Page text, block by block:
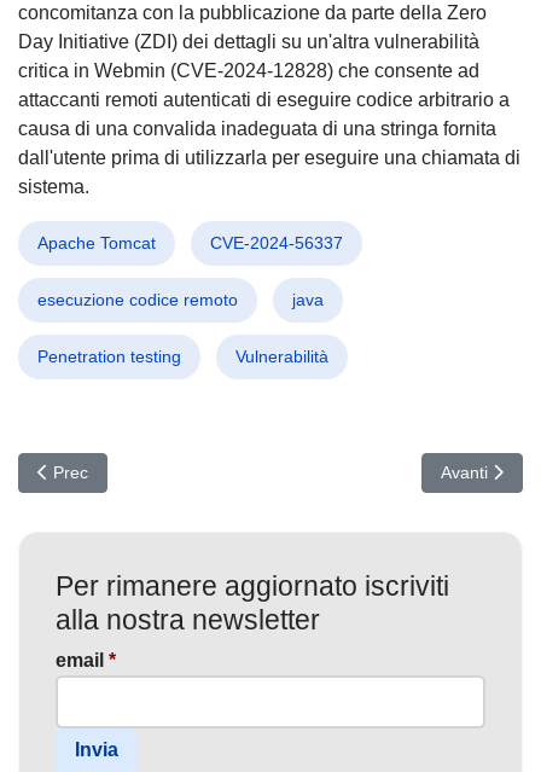
concomitanza con la pubblicazione da parte della Zero
Day Initiative (ZDI) dei dettagli su un'altra vulnerabilità
critica in Webmin (CVE-2024-12828) che consente ad
attaccanti remoti autenticati di eseguire codice arbitrario a
causa di una convalida inadeguata di una stringa fornita
dall'utente prima di utilizzarla per eseguire una chiamata di
sistema.
Apache Tomcat CVE-2024-56337
esecuzione codice remoto java
Penetration testing Vulnerabilità
Articolo precedente: Allarme Cybersecurity BeyondTrust:
Prec Articolo
Avanti
Per rimanere aggiornato iscriviti
alla nostra newsletter
email *
Invia